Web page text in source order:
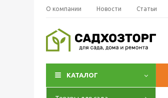
О компании Новости Статьи
КАТАЛОГ